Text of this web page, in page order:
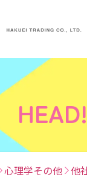
心理学その他 他